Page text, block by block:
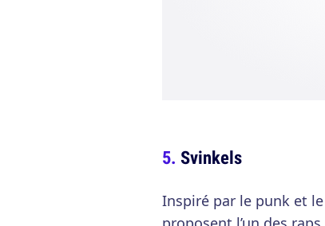
Svinkels
Inspiré par le punk et